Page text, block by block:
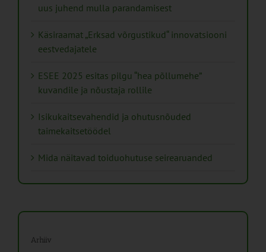
uus juhend mulla parandamisest
Käsiraamat „Erksad võrgustikud“ innovatsiooni
eestvedajatele
ESEE 2025 esitas pilgu “hea põllumehe”
kuvandile ja nõustaja rollile
Isikukaitsevahendid ja ohutusnõuded
taimekaitsetöödel
Mida näitavad toiduohutuse seirearuanded
Arhiiv